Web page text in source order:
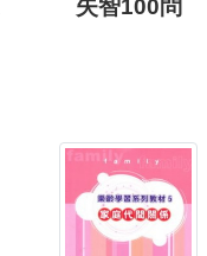
失智100問